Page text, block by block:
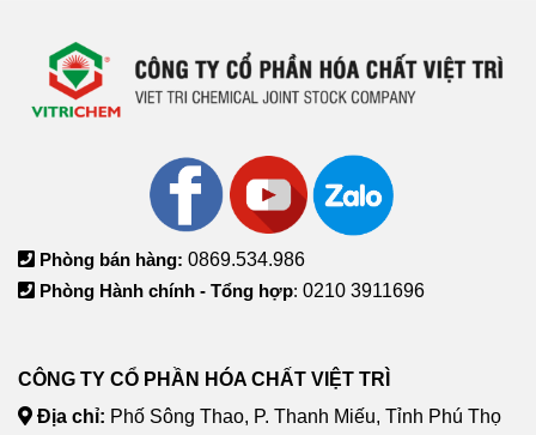
Phòng bán hàng: 0869.534.986
Phòng Hành chính - Tổng hợp: 0210 3911696
CÔNG TY CỔ PHẦN HÓA CHẤT VIỆT TRÌ
Địa chỉ: Phố Sông Thao, P. Thanh Miếu, Tỉnh Phú Thọ